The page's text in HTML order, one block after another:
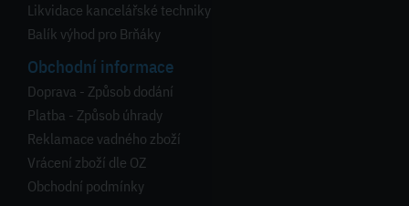
Likvidace kancelářské techniky
Balík výhod pro Brňáky
Obchodní informace
Doprava - Způsob dodání
Platba - Způsob úhrady
Reklamace vadného zboží
Vrácení zboží dle OZ
Obchodní podmínky